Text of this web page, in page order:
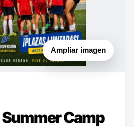
Ampliar imagen
Camp